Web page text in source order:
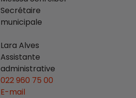
Secrétaire
municipale
Lara Alves
Assistante
administrative
022 960 75 00
E-mail